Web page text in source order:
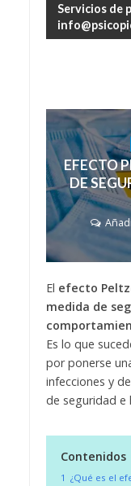
Servicios de
EFECTO
DE
El efecto
medida de
Es lo que
por ponerse
infecciones y
de seguridad e
Contenidos
1 ¿Qué es el